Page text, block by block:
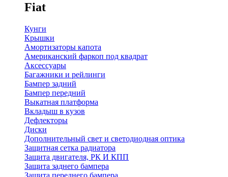
Fiat
Кунги
Крышки
Амортизаторы капота
Американский фаркоп под квадрат
Аксессуары
Багажники и рейлинги
Бампер задний
Бампер передний
Выкатная платформа
Вкладыш в кузов
Дефлекторы
Диски
Дополнительный свет и светодиодная оптика
Защитная сетка радиатора
Защита двигателя, РК И КПП
Защита заднего бампера